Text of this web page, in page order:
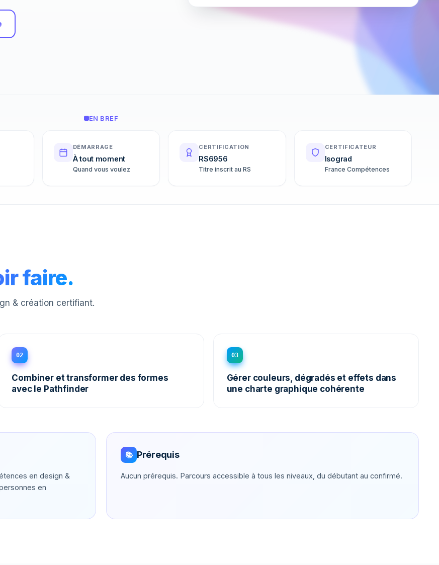
EN BREF
DÉMARRAGE
À tout moment
Quand vous voulez
CERTIFICATION
RS6956
Titre inscrit au RS
CERTIFICATEUR
Isograd
France Compétences
faire.
& création certifiant.
02
Combiner et transformer des formes
avec le Pathfinder
03
Gérer couleurs, dégradés et effets dans
une charte graphique cohérente
en design &
en
📚 Prérequis
Aucun prérequis. Parcours accessible à tous les niveaux, du débutant au confirmé.